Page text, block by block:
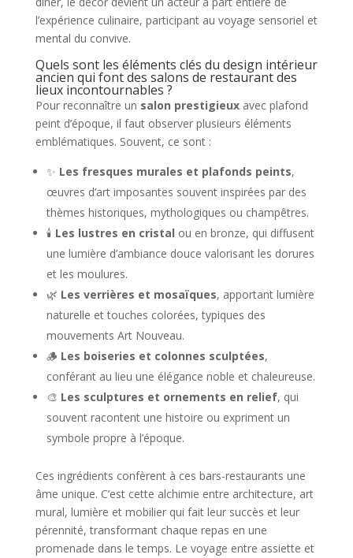
l’expérience culinaire, participant au voyage sensoriel et
mental du convive.
Quels sont les éléments clés du design intérieur
ancien qui font des salons de restaurant des
lieux incontournables ?
Pour reconnaître un salon prestigieuxavec plafond
peint d’époque, il faut observer plusieurs éléments
emblématiques. Souvent, ce sont :
✨ Les fresques murales et plafonds peints,
œuvres d’art imposantes souvent inspirées par des
thèmes historiques, mythologiques ou champêtres.
🕯️ Les lustres en cristal ou en bronze, qui diffusent
une lumière d’ambiance douce valorisant les dorures
et les moulures.
🌿 Les verrières et mosaïques, apportant lumière
naturelle et touches colorées, typiques des
mouvements Art Nouveau.
🪵 Les boiseries et colonnes sculptées,
conférant au lieu une élégance noble et chaleureuse.
🎨 Les sculptures et ornements en relief, qui
souvent racontent une histoire ou expriment un
symbole propre à l’époque.
Ces ingrédients confèrent à ces bars-restaurants une
âme unique. C’est cette alchimie entre architecture, art
mural, lumière et mobilier qui fait leur succès et leur
pérennité, transformant chaque repas en une
promenade dans le temps. Le voyage entre assiette et